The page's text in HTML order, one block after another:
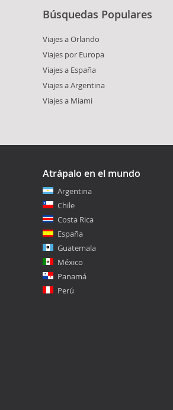
Búsquedas Populares
Viajes a Orlando
Viajes por Europa
Viajes a España
Viajes a Argentina
Viajes a Miami
Atrápalo en el mundo
Argentina
Chile
Costa Rica
España
Guatemala
México
Panamá
Perú